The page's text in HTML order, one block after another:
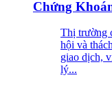
Chứng
Thị trường
hội và
giao dịch,
lý...